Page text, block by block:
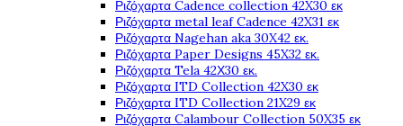
Ριζόχαρτα Cadence collection 42X30 εκ
Ριζόχαρτα metal leaf Cadence 42X31 εκ
Ριζόχαρτα Nagehan aka 30X42 εκ.
Ριζόχαρτα Paper Designs 45X32 εκ.
Ριζόχαρτα Tela 42Χ30 εκ.
Ριζόχαρτα ITD Collection 42X30 εκ
Ριζόχαρτα ITD Collection 21X29 εκ
Ριζόχαρτα Calambour Collection 50X35 εκ